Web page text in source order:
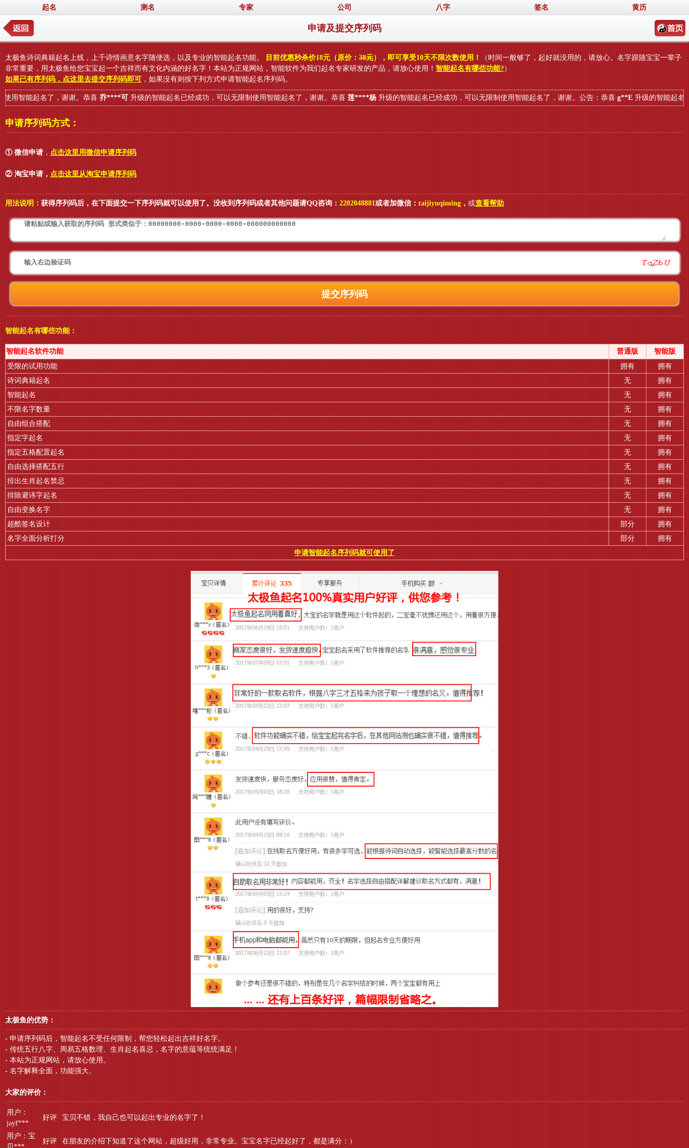
起名 测名 专家 公司 八字 签名 黄历
申请及提交序列码
太极鱼诗词典籍起名上线，上千诗情画意名字随便选，以及专业的智能起名功能。 目前优惠秒杀价18元（原价： 38元），即可享受10天不限次数使用！
（时间一般够了，起好就没用的，请放心。名字跟随宝宝一辈子
非常重要，用太极鱼给您宝宝起一个吉祥而有文化内涵的好名字！本站为正规网站，智能软件为我们起名专家研发的产品，请放心使用！ 智能起名有哪些功能?）
如果已有序列码，点这里去提交序列码即可 ，如果没有则按下列方式申请智能起名序列码。
能起名了，谢谢。恭喜 乔****可升级的智能起名已经成功，可以无限制使用智能起名了，谢谢。恭喜 莲****杨升级的智能起名已经成功，可以无限制使用智能起名了，谢谢。公告：恭喜 g**E升级的智能起名已经
申请序列码方式：
① 微信申请 ， 点击这里用微信申请序列码
② 淘宝申请 ， 点击这里从淘宝申请序列码
用法说明： 获得序列码后，在下面提交一下序列码就可以使用了。没收到序列码或者其他问题请QQ咨询： 2202048881或者加微信： taijiyuqiming ， 或查看帮助
智能起名有哪些功能：
智能起名软件功能 普通版
智能版
受限的试用功能
拥有
拥有
诗词典籍起名
无
拥有
智能起名
无
拥有
不限名字数量
无
拥有
自由组合搭配
无
拥有
指定字起名
无
拥有
指定五格配置起名
无
拥有
自由选择搭配五行
无
拥有
排出生肖起名禁忌
无
拥有
排除避讳字起名
无
拥有
自由变换名字
无
拥有
超酷签名设计
部分
拥有
名字全面分析打分
部分
拥有
申请智能起名序列码就可使用了
太极鱼的优势：
- 申请序列码后，智能起名不受任何限制，帮您轻松起出吉祥好名字。
- 传统五行八字、周易五格数理、生肖起名喜忌，名字的意蕴等统统满足！
- 本站为正规网站，请放心使用。
- 名字解释全面，功能强大。
大家的评价：
用户：
jayf***
好评 宝贝不错，我自己也可以起出专业的名字了！
用户：宝
好评 在朋友的介绍下知道了这个网站，超级好用，非常专业。宝宝名字已经起好了，都是满分：）